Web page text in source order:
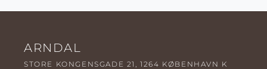
ARNDAL
STORE KONGENSGADE 21, 1264 KØBENHAVN K